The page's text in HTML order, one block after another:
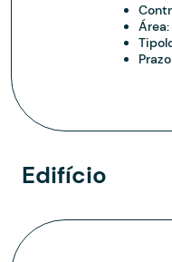
Área:
Edifício